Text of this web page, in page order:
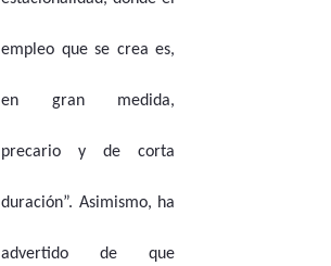
empleo que se crea es,
en gran medida,
precario y de corta
duración”. Asimismo, ha
advertido de que